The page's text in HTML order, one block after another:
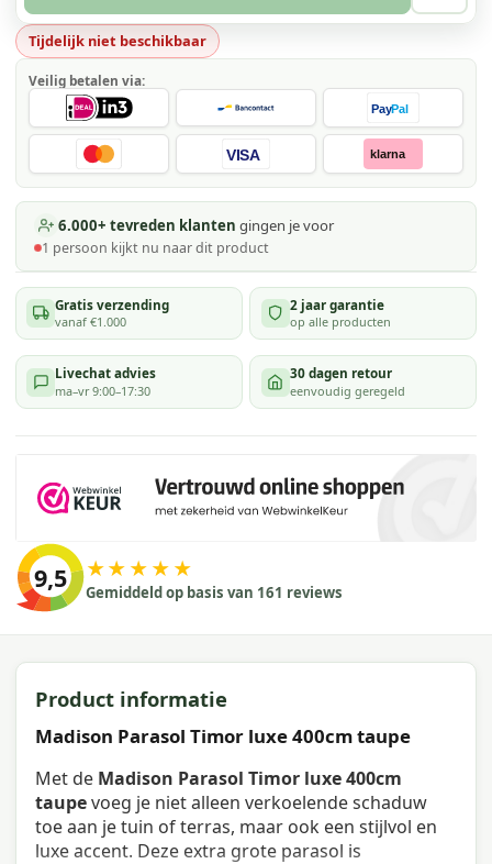
Tijdelijk niet beschikbaar
Veilig betalen via:
PayPal
VISA klarna
6.000+ tevreden klanten gingen je voor
1 persoon kijkt nu naar dit product
Gratis verzending
vanaf €1.000
2 jaar garantie
op alle producten
Livechat advies
ma–vr 9:00–17:30
30 dagen retour
eenvoudig geregeld
9,5 ★★★★★
Gemiddeld op basis van 161 reviews
Product informatie
Madison Parasol Timor luxe 400cm taupe
Met de Madison Parasol Timor luxe 400cm
taupevoeg je niet alleen verkoelende schaduw
toe aan je tuin of terras, maar ook een stijlvol en
luxe accent. Deze extra grote parasol is